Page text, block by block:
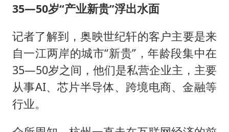
35—50岁“产业新贵”浮出水面
记者了解到，奥映世纪轩的客户主要是来
自一江两岸的城市“新贵”，年龄段集中在
35—50岁之间，他们是私营企业主，主要
从事AI、芯片半导体、跨境电商、金融等
行业。